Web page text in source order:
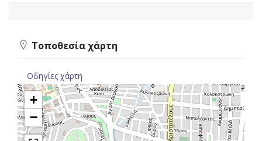
Τοποθεσία χάρτη
Οδηγίες χάρτη
+
−